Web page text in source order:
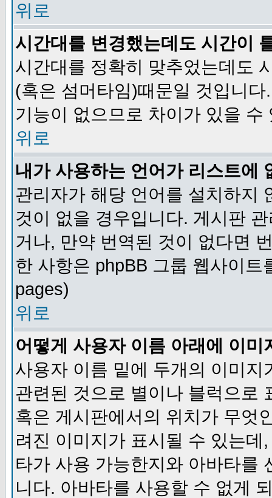
위로
시간대를 변경했는데도 시간이
시간대를 정확히 맞추었는데도
(혹은 섬머타임)때문일 것입니
기능이 없으므로 차이가 있을 수
위로
내가 사용하는 언어가 리스트에
관리자가 해당 언어를 설치하지
것이 없을 경우입니다. 게시판
거나, 만약 번역된 것이 없다면
한 사항은 phpBB 그룹 웹사이
pages)
위로
어떻게 사용자 이름 아래에 이미
사용자 이름 밑에 두개의 이미
관련된 것으로 별이나 블럭으로
혹은 게시판에서의 위치가 무엇
려진 이미지가 표시될 수 있는
타가 사용 가능한지와 아바타를
니다. 아바타를 사용할 수 없게